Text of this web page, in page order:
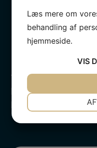
fordele billigt.
Vores bilværksted i
hurtigste mulige service,
bil længe.
Læs mere om
behandling af
hjemmeside.
VIS